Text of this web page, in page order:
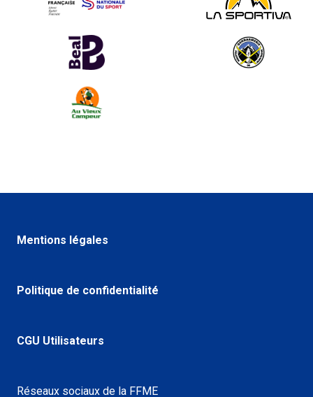
Mentions légales
Politique de confidentialité
CGU Utilisateurs
Réseaux sociaux de la FFME